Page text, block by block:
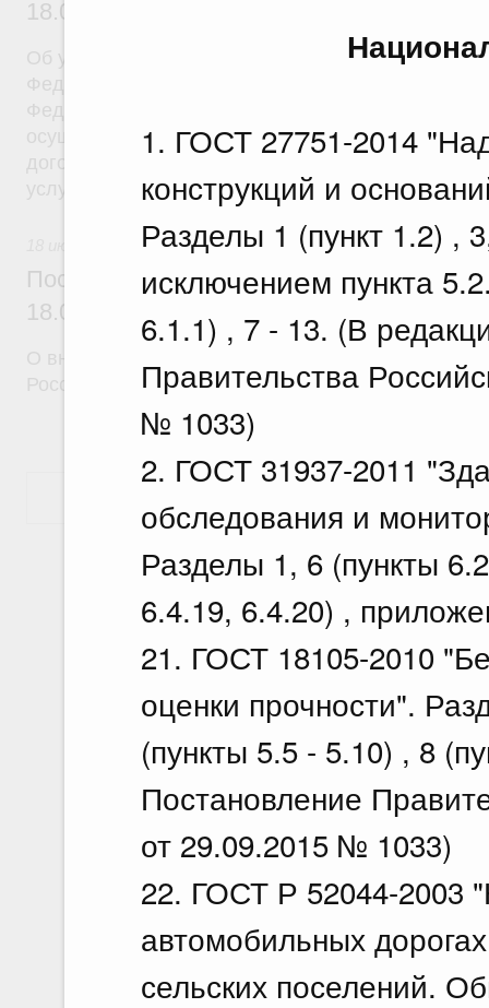
1. ГОСТ 27751-2014
конструкций и
Разделы 1 (пункт 1.2) ,
исключением пункта
6.1.1) , 7 - 13. (В
Правительства
№ 1033)
2. ГОСТ 31937-2011
обследования и
Разделы 1, 6 (пункты
6.4.19, 6.4.20) ,
21. ГОСТ 18105-2010
оценки прочности".
(пункты 5.5 - 5.10) , 8
Постановление
от 29.09.2015 № 1033)
22. ГОСТ Р 52044-2003
автомобильных
сельских поселений.
18.07.2026 г. № 908
Об утверждении Правил уведомления частным
осуществление частной детективной
договора на оказание сыскных услуг и об
Постановление Правительства
18.07.2026 г. № 910
Российской Федерации